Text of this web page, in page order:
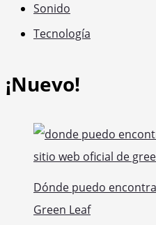
Sonido
Tecnología
¡Nuevo!
Dónde puedo
Green Leaf